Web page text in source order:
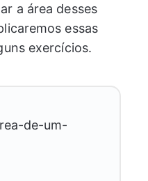
a área desses
essas
exercícios.